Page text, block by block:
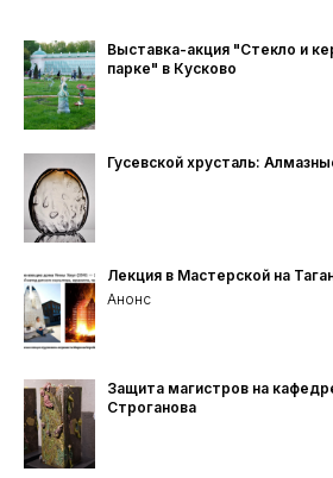
Выставка-акция "Стекло и
парке" в Кусково
Гусевской хрусталь:
Лекция в Мастерской на
Анонс
Защита магистров на
Строганова